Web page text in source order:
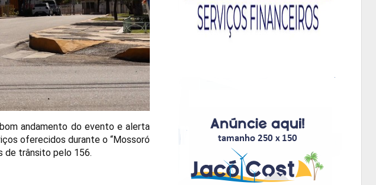
andamento do evento e alerta
oferecidos durante o “Mossoró
de trânsito pelo 156.